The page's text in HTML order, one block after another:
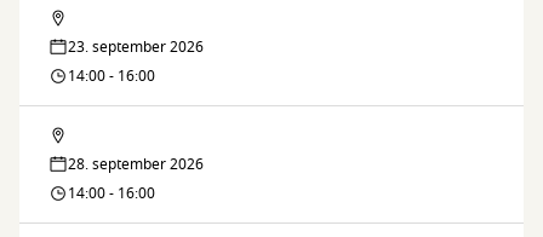
Lektiecaféen
23. september 2026
14:00 - 16:00
Lektiecaféen
28. september 2026
14:00 - 16:00